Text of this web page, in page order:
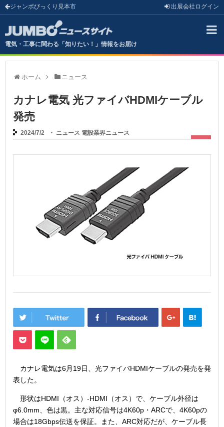
ジャンボびっくり見本市 出展会社 ログイン
電気・工事に関わる「知りたい！」情報をお届け
ホーム ニュース
カナレ電気 光ファイバHDMIケーブル
発売
2024/7/2 ・ ニュース 電設業界ニュース
カナレ電気は6月19日、光ファイバHDMIケーブルの発売を発
表した。
形状はHDMI（オス）-HDMI（オス）で、ケーブル外径は
φ6.0mm、色は黒。主な対応信号は4K60p・ARCで、4K60pの
場合は18Gbps伝送を保証。また、ARC対応だが、ケーブル長